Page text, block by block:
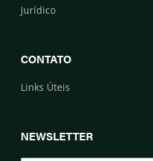
Jurídico
CONTATO
Links Úteis
NEWSLETTER